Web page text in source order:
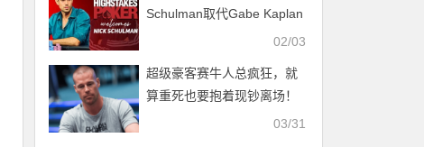
Schulman取代Gabe Kaplan
02/03
超级豪客赛牛人总疯狂，就
算重死也要抱着现钞离场！
03/31